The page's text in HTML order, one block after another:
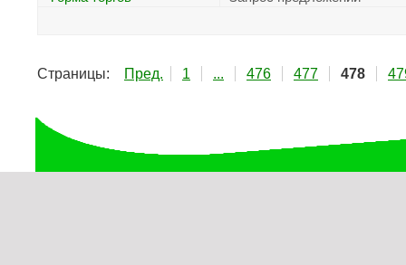
Страницы: Пред. 1 ... 476 477 478